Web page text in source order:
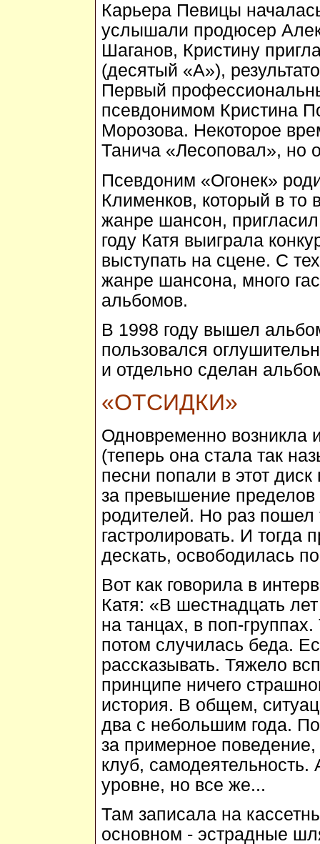
Карьера Певицы
услышали продюсер
Шаганов, Кристину
(десятый «А»),
Первый
псевдонимом Кристина
Морозова. Некоторое
Танича «Лесоповал», но
Псевдоним «Огонек»
Клименков, который в то
жанре шансон,
году Катя выиграла
выступать на сцене. С
жанре шансона, много
альбомов.
В 1998 году вышел
пользовался
и отдельно сделан
«ОТСИДКИ»
Одновременно возникла
(теперь она стала так
песни попали в этот
за превышение
родителей. Но раз пошел
гастролировать. И
дескать, освободилась
Вот как говорила в
Катя: «В шестнадцать
на танцах, в поп-
потом случилась беда.
рассказывать. Тяжело
принципе ничего
история. В общем,
два с небольшим года.
за примерное
клуб,
уровне, но все же...
Там записала на
основном - эстрадные